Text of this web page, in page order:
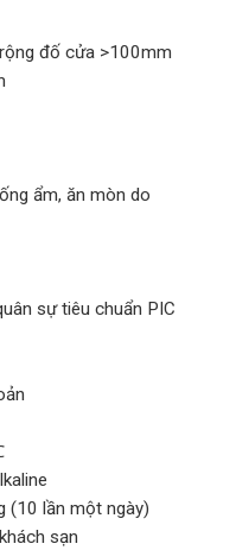
đố cửa >100mm
ẩm, ăn mòn do
sự tiêu chuẩn PIC
(10 lần một ngày)
sạn